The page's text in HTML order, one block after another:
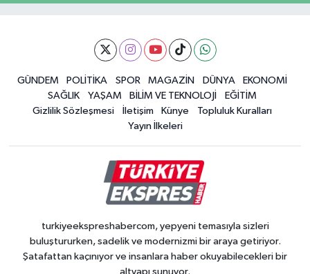
GÜNDEM POLİTİKA SPOR MAGAZİN DÜNYA
EKONOMİ
SAĞLIK
YAŞAM BİLİM VE TEKNOLOJİ
EĞİTİM
Gizlilik Sözleşmesi
İletişim Künye
Topluluk Kuralları
Yayın İlkeleri
turkiyeekspreshabercom, yepyeni temasıyla sizleri
buluştururken, sadelik ve modernizmi bir araya getiriyor.
Şatafattan kaçınıyor ve insanlara haber okuyabilecekleri bir
altyapı sunuyor.